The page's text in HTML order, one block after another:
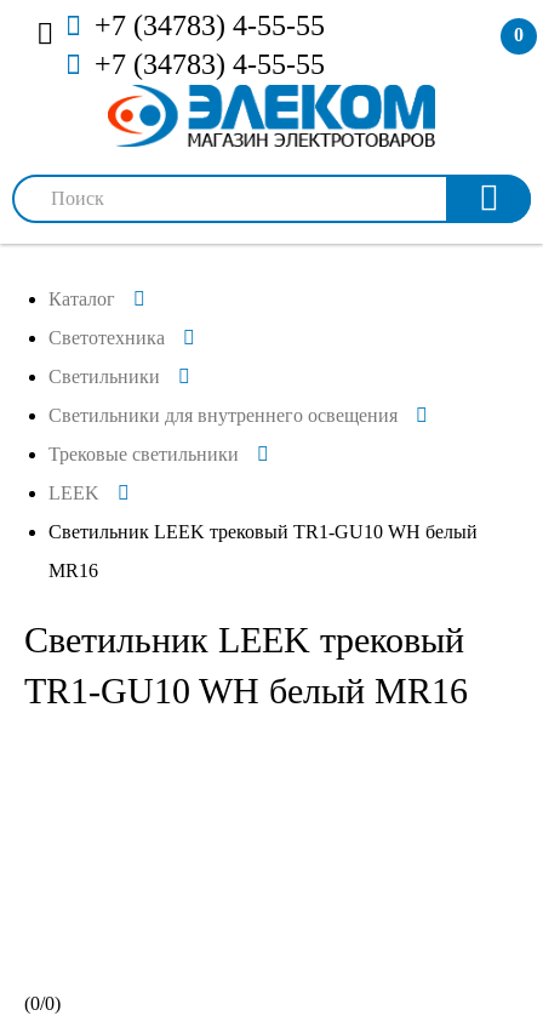
+7 (34783) 4-55-55
+7 (34783) 4-55-55
0
Каталог
Светотехника
Светильники
Светильники для внутреннего освещения
Трековые светильники
LEEK
Светильник LEEK трековый TR1-GU10 WH белый
MR16
Светильник LEEK трековый
TR1-GU10 WH белый MR16
(0/0)